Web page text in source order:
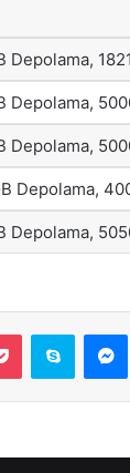
Depolama,
Depolama,
Depolama,
Depolama,
Depolama,
Pocket Skype